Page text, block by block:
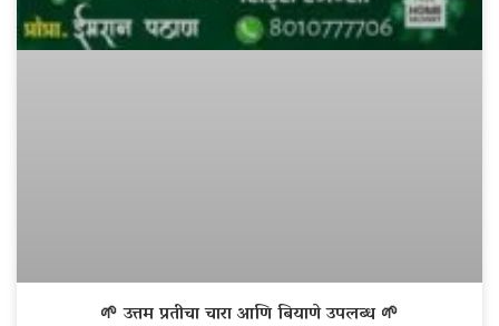
🌱 उत्तम प्रतीचा चारा आणि बियाणे उपलब्ध 🌱